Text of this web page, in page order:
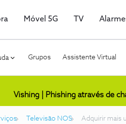
Móvel 5G TV
Grupos Assistente Virtual
Vishing | Phishing através de
Televisão NOS Adquirir mais